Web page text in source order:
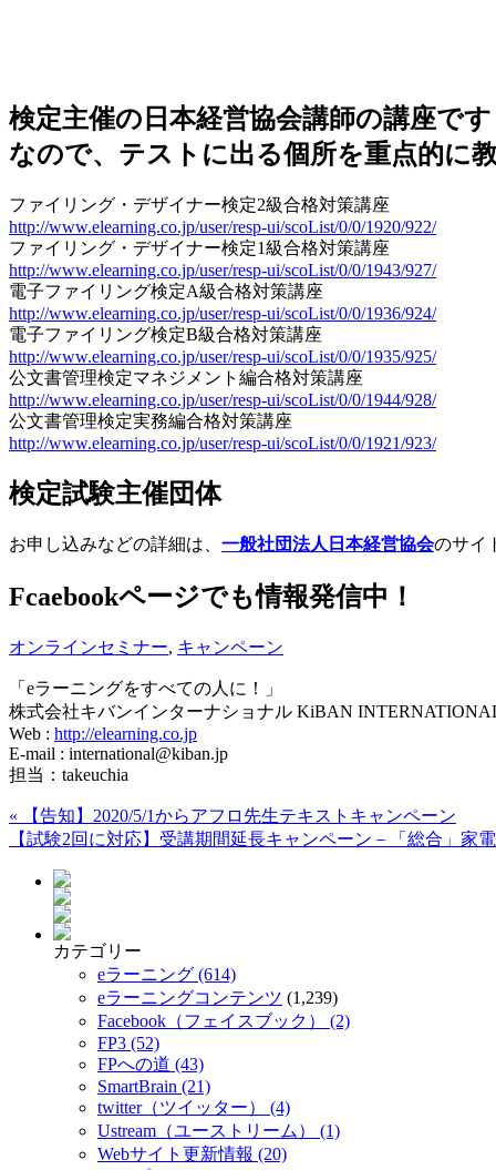
検定主催の日本経営協会講師の講座で
なので、テストに出る個所を重点的に
ファイリング・デザイナー検定2級合格対策講座
http://www.elearning.co.jp/user/resp-ui/scoList/0/0/1920/922/
ファイリング・デザイナー検定1級合格対策講座
http://www.elearning.co.jp/user/resp-ui/scoList/0/0/1943/927/
電子ファイリング検定A級合格対策講座
http://www.elearning.co.jp/user/resp-ui/scoList/0/0/1936/924/
電子ファイリング検定B級合格対策講座
http://www.elearning.co.jp/user/resp-ui/scoList/0/0/1935/925/
公文書管理検定マネジメント編合格対策講座
http://www.elearning.co.jp/user/resp-ui/scoList/0/0/1944/928/
公文書管理検定実務編合格対策講座
http://www.elearning.co.jp/user/resp-ui/scoList/0/0/1921/923/
検定試験主催団体
お申し込みなどの詳細は、 一般社団法人日本経営協会のサイ
Fcaebookページでも情報発信中！
オンラインセミナー, キャンペーン
「eラーニングをすべての人に！」
株式会社キバンインターナショナル KiBAN
Web : http://elearning.co.jp
E-mail : international@kiban.jp
担当：takeuchia
« 【告知】2020/5/1からアフロ先生テキストキャンペーン
【試験2回に対応】受講期間延長キャンペーン－「総合」家
カテゴリー
eラーニング (614)
eラーニングコンテンツ (1,239)
Facebook（フェイスブック） (2)
FP3 (52)
FPへの道 (43)
SmartBrain (21)
twitter（ツイッター） (4)
Ustream（ユーストリーム） (1)
Webサイト更新情報 (20)